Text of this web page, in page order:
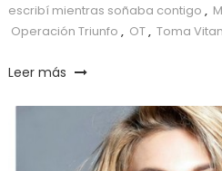
escribí mientras soñaba contigo ,
Operación Triunfo , OT, Toma
Leer más